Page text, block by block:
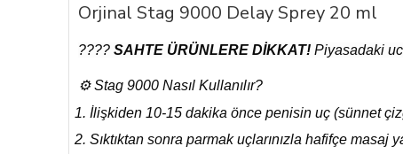
Orjinal Stag 9000 Delay Sprey 20 ml
???? SAHTE ÜRÜNLERE DİKKAT! Piyasadaki
⚙️ Stag 9000 Nasıl Kullanılır?
İlişkiden 10-15 dakika önce penisin uç (sünnet
Sıktıktan sonra parmak uçlarınızla hafifçe masaj